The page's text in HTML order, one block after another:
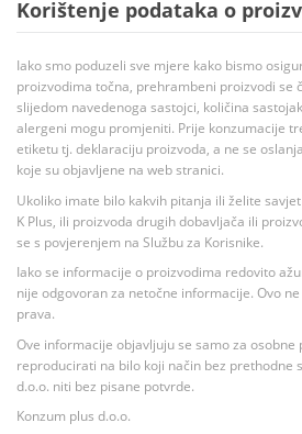
Korištenje podataka o
Iako smo poduzeli sve mjere kako bismo
proizvodima točna, prehrambeni proizvodi se
slijedom navedenoga sastojci, količina
alergeni mogu promjeniti. Prije konzumacije
etiketu tj. deklaraciju proizvoda, a ne se
koje su objavljene na web stranici.
Ukoliko imate bilo kakvih pitanja ili želite
K Plus, ili proizvoda drugih dobavljača ili
se s povjerenjem na Službu za Korisnike.
Iako se informacije o proizvodima redovito
nije odgovoran za netočne informacije. Ovo
prava.
Ove informacije objavljuju se samo za
reproducirati na bilo koji način bez prethodne
d.o.o. niti bez pisane potvrde.
Konzum plus d.o.o.